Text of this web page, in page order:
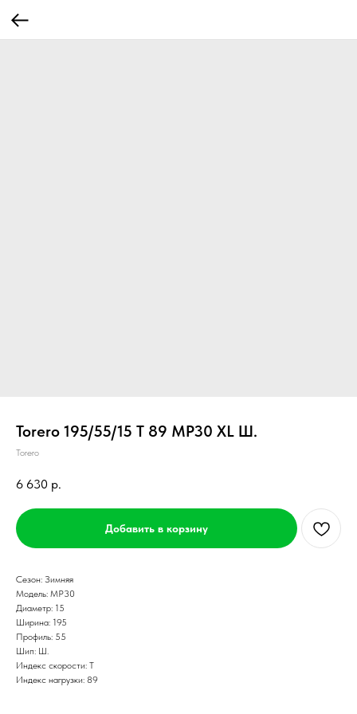
Torero 195/55/15 T 89 MP30 XL Ш.
Torero
6 630 р.
Добавить в корзину
Сезон: Зимняя
Модель: MP30
Диаметр: 15
Ширина: 195
Профиль: 55
Шип: Ш.
Индекс скорости: T
Индекс нагрузки: 89